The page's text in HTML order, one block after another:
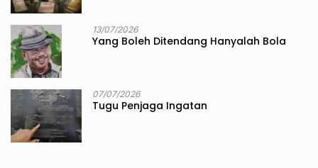
13/07/2026
Yang Boleh Ditendang Hanyalah Bola
07/07/2026
Tugu Penjaga Ingatan